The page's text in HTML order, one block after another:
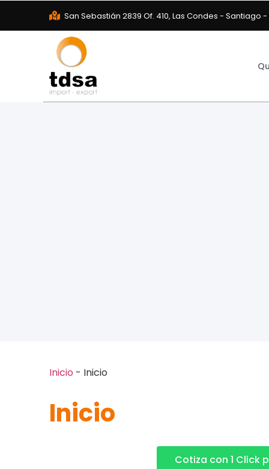
San Sebastián 2839 Of. 410, Las Condes - Santiago -
Inicio - Inicio
Inicio
Cotiza con 1 Click